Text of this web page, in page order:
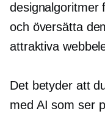
designalgoritmer
och översätta
attraktiva
Det betyder att
med AI som ser